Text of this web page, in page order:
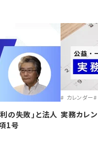
の失敗｣と法人
1号
カレンダー
実務カレ